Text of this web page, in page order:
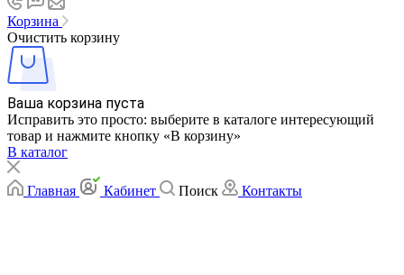
Корзина
Очистить корзину
Ваша корзина пуста
Исправить это просто: выберите в каталоге интересующий
товар и нажмите кнопку «В корзину»
В каталог
Главная Кабинет Поиск Контакты